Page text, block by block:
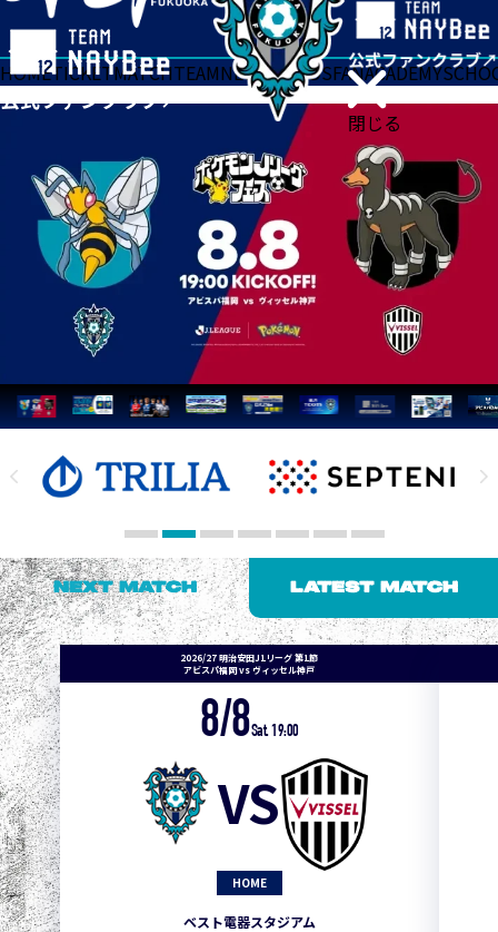
閉じる
HOMETICKETMATCHTEAMNEWSGOODSFANACADEMY
NEXT MATCH LATEST MATCH
2026/27 明治安田J1リーグ 第1節
アビスパ福岡 vs ヴィッセル神戸
8/8Sat. 19:00
VS
HOME
ベスト電器スタジアム